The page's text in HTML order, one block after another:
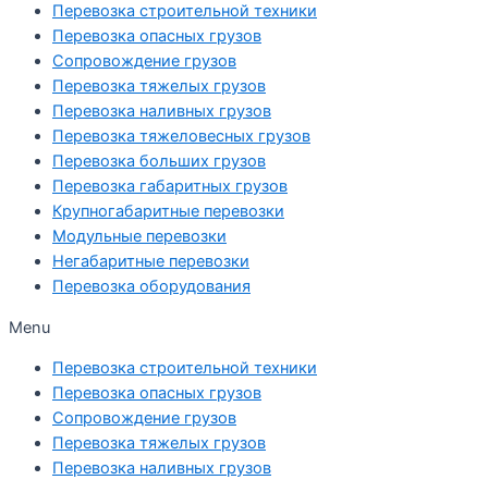
Перевозка строительной техники
Перевозка опасных грузов
Cопровождение грузов
Перевозка тяжелых грузов
Перевозка наливных грузов
Перевозка тяжеловесных грузов
Перевозка больших грузов
Перевозка габаритных грузов
Крупногабаритные перевозки
Модульные перевозки
Негабаритные перевозки
Перевозка оборудования
Menu
Перевозка строительной техники
Перевозка опасных грузов
Cопровождение грузов
Перевозка тяжелых грузов
Перевозка наливных грузов